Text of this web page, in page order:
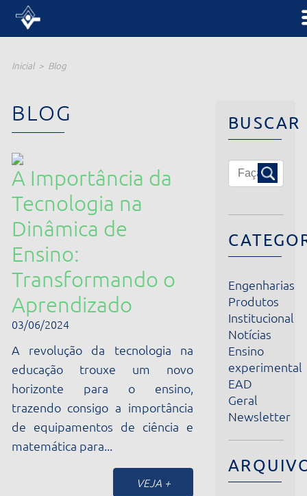
BLOG
A Importância da
Tecnologia na
Dinâmica de
Ensino:
Transformando o
Aprendizado
A revolução da tecnologia na
educação trouxe um novo
horizonte para o ensino,
trazendo consigo a importância
de equipamentos de ciência e
matemática para...
VEJA +
CATEGORIAS
Engenharias
Institucional
Notícias
Ensino
experimental
Geral
Newsletter
ARQUIVOS
Fevereiro
2017